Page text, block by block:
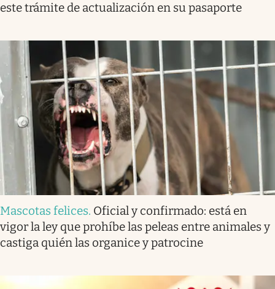
este trámite de actualización en su pasaporte
Mascotas felices. Oficial y confirmado: está en
vigor la ley que prohíbe las peleas entre animales y
castiga quién las organice y patrocine